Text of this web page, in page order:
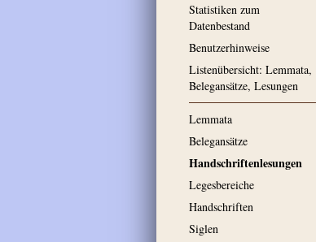
Statistiken zum
Datenbestand
Benutzerhinweise
Listenübersicht: Lemmata,
Belegansätze, Lesungen
Lemmata
Belegansätze
Handschriftenlesungen
Legesbereiche
Handschriften
Siglen